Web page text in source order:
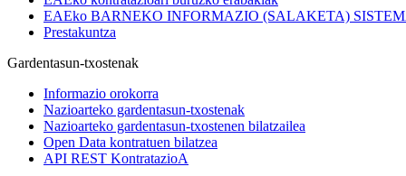
EAEko BARNEKO INFORMAZIO (SALAKETA)
Prestakuntza
Gardentasun-txostenak
Informazio orokorra
Nazioarteko gardentasun-txostenak
Nazioarteko gardentasun-txostenen bilatzailea
Open Data kontratuen bilatzea
API REST KontratazioA